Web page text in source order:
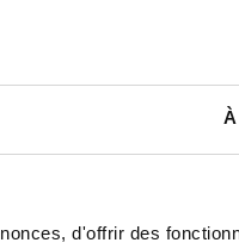
d'offrir des